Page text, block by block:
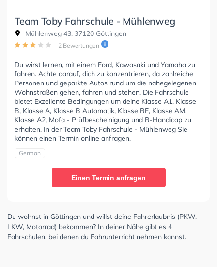
Team Toby Fahrschule - Mühlenweg
Mühlenweg 43, 37120 Göttingen
2 Bewertungen
Du wirst lernen, mit einem Ford, Kawasaki und Yamaha zu
fahren. Achte darauf, dich zu konzentrieren, da zahlreiche
Personen und geparkte Autos rund um die nahegelegenen
Wohnstraßen gehen, fahren und stehen. Die Fahrschule
bietet Exzellente Bedingungen um deine Klasse A1, Klasse
B, Klasse A, Klasse B Automatik, Klasse BE, Klasse AM,
Klasse A2, Mofa - Prüfbescheinigung und B-Handicap zu
erhalten. In der Team Toby Fahrschule - Mühlenweg Sie
können einen Termin online anfragen.
German
Einen Termin anfragen
Du wohnst in Göttingen und willst deine Fahrerlaubnis (PKW,
LKW, Motorrad) bekommen? In deiner Nähe gibt es 4
Fahrschulen, bei denen du Fahrunterricht nehmen kannst.